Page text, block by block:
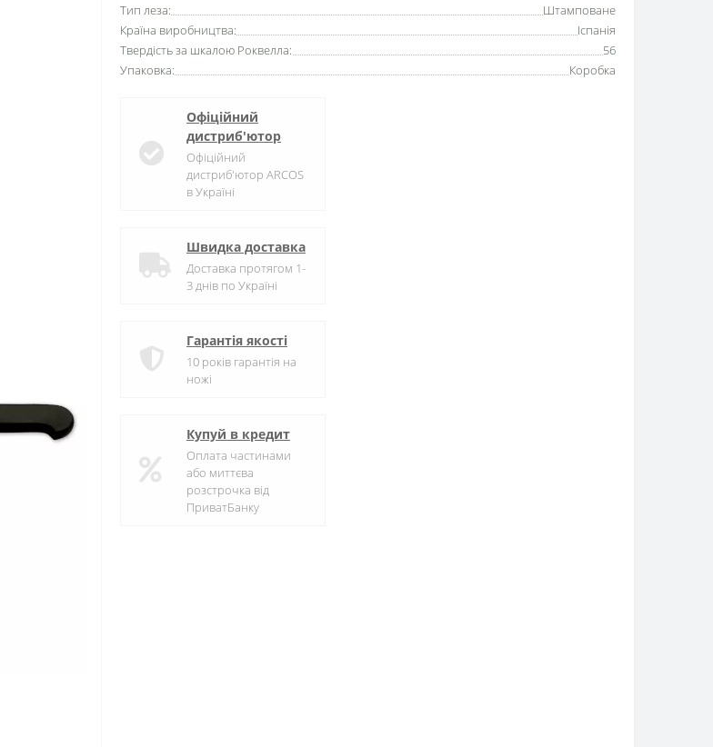
Тип леза:
Штамповане
Країна виробництва:
Іспанія
Твердість за шкалою Роквелла:
56
Упаковка:
Коробка
Офіційний
дистриб'ютор
Офіційний
дистриб'ютор ARCOS
в Україні
Швидка доставка
Доставка протягом 1-
3 днів по Україні
Гарантія якості
10 років гарантія на
ножі
Купуй в кредит
Оплата частинами
або миттєва
розстрочка від
ПриватБанку